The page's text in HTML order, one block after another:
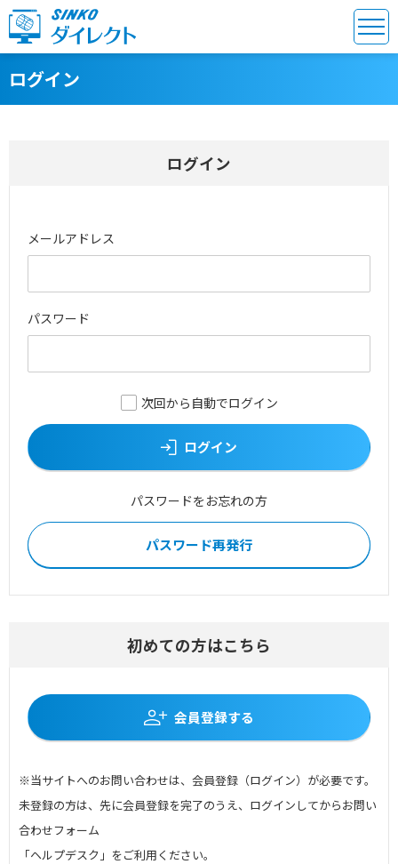
ログイン
ログイン
メールアドレス
パスワード
次回から自動でログイン
ログイン
パスワードをお忘れの方
パスワード再発行
初めての方はこちら
会員登録する
※当サイトへのお問い合わせは、会員登録（ログイン）が必要です。
未登録の方は、先に会員登録を完了のうえ、ログインしてからお問い
合わせフォーム
「ヘルプデスク」をご利用ください。